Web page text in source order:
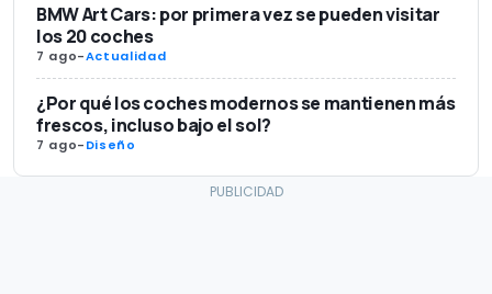
BMW Art Cars: por primera vez se pueden visitar
los 20 coches
7 ago-Actualidad
¿Por qué los coches modernos se mantienen más
frescos, incluso bajo el sol?
7 ago-Diseño